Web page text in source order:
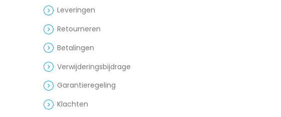
Leveringen
Retourneren
Betalingen
Verwijderingsbijdrage
Garantieregeling
Klachten